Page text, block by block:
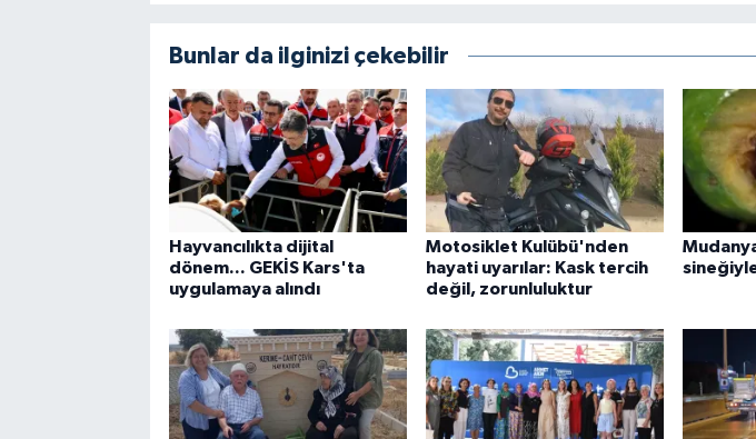
Bunlar da ilginizi çekebilir
Hayvancılıkta dijital
dönem... GEKİS Kars'ta
uygulamaya alındı
Motosiklet Kulübü'nden
hayati uyarılar: Kask tercih
değil, zorunluluktur